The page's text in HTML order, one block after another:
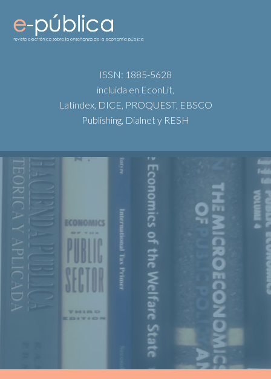
ISSN: 1885-5628
incluida en EconLit,
Latindex, DICE, PROQUEST, EBSCO
Publishing, Dialnet y RESH